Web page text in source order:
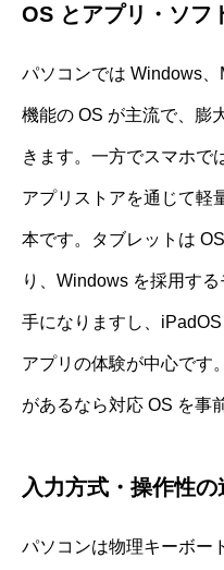
OS とアプリ・ソフ
パソコンでは Windows
機能の OS が主流で、膨
きます。一方でスマホで
アプリストアを通じて軽
本です。タブレットは
り、Windows を採用す
手になりますし、
アプリの体験が中心です
があるなら対応 OS を事
入力方式・操作性の
パソコンは物理キーボー